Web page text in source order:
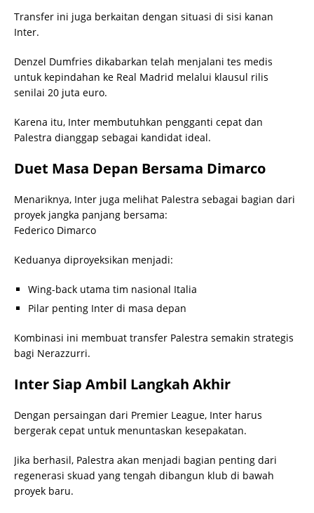
Transfer ini juga berkaitan dengan situasi di sisi kanan
Inter.
Denzel Dumfries dikabarkan telah menjalani tes medis
untuk kepindahan ke Real Madrid melalui klausul rilis
senilai 20 juta euro.
Karena itu, Inter membutuhkan pengganti cepat dan
Palestra dianggap sebagai kandidat ideal.
Duet Masa Depan Bersama Dimarco
Menariknya, Inter juga melihat Palestra sebagai bagian dari
proyek jangka panjang bersama:
Federico Dimarco
Keduanya diproyeksikan menjadi:
Wing-back utama tim nasional Italia
Pilar penting Inter di masa depan
Kombinasi ini membuat transfer Palestra semakin strategis
bagi Nerazzurri.
Inter Siap Ambil Langkah Akhir
Dengan persaingan dari Premier League, Inter harus
bergerak cepat untuk menuntaskan kesepakatan.
Jika berhasil, Palestra akan menjadi bagian penting dari
regenerasi skuad yang tengah dibangun klub di bawah
proyek baru.